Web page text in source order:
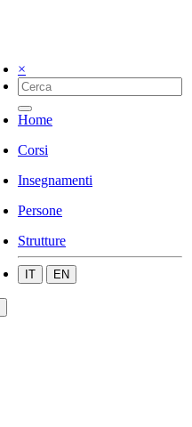
×
Home
Corsi
Insegnamenti
Persone
Strutture
IT EN